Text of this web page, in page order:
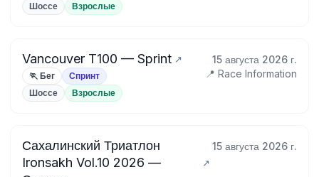
Шоссе Взрослые
Vancouver T100 — Sprint 15 августа 2026 г.
🏃 Бег Спринт 📍 Race Information
Шоссе Взрослые
Сахалинский Триатлон
Ironsakh Vol.10 2026 —
15 августа 2026 г.